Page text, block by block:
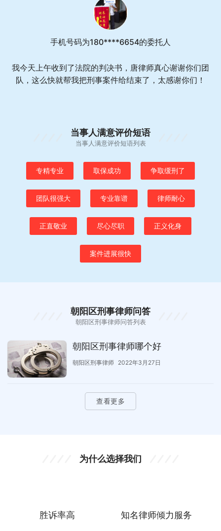
我今天上午收到了法院的判决书，唐律师真心谢谢你们团
队，这么快就帮我把刑事案件给结束了，太感谢你们！
手机号码为180****6654的委托人
当事人满意评价短语
当事人满意评价短语列表
专精专业 取保成功 争取缓刑了
团队很强大 专业靠谱 律师耐心
正直敬业 尽心尽职 正义化身
案件进展很快
朝阳区刑事律师问答
朝阳区刑事律师问答列表
朝阳区刑事律师哪个好
朝阳区刑事律师 2022年3月27日
查看更多
为什么选择我们
胜诉率高 知名律师倾力服务